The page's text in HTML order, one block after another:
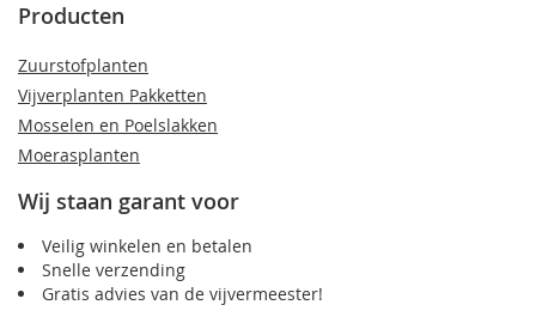
Producten
Zuurstofplanten
Vijverplanten Pakketten
Mosselen en Poelslakken
Moerasplanten
Wij staan garant voor
Veilig winkelen en betalen
Snelle verzending
Gratis advies van de vijvermeester!